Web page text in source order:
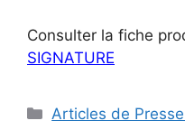
Consulter la fiche
SIGNATURE
Catégories
Articles de